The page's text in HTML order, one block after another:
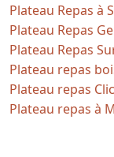
Plateau Repas à
Plateau Repas
Plateau Repas
Plateau repas
Plateau repas
Plateau repas à